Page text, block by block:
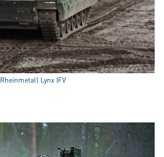
Rheinmetall Lynx IFV